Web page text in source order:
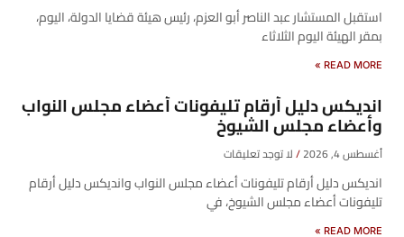
​استقبل المستشار عبد الناصر أبو العزم، رئيس هيئة قضايا الدولة، اليوم،
بمقر الهيئة اليوم الثلاثاء
READ MORE »
انديكس دليل أرقام تليفونات أعضاء مجلس النواب
وأعضاء مجلس الشيوخ
أغسطس 4, 2026 لا توجد تعليقات
انديكس دليل أرقام تليفونات أعضاء مجلس النواب وانديكس دليل أرقام
تليفونات أعضاء مجلس الشيوخ، في
READ MORE »